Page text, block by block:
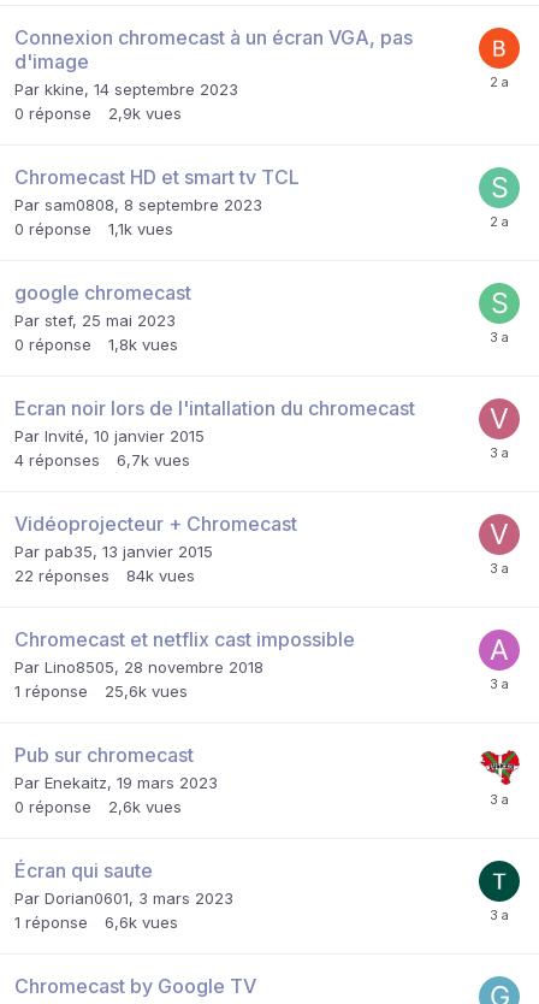
Connexion chromecast à un écran VGA, pas
d'image
Par kkine, 14 septembre 2023
0 réponse 2,9k vues
Chromecast HD et smart tv TCL
Par sam0808, 8 septembre 2023
0 réponse 1,1k vues
google chromecast
Par stef, 25 mai 2023
0 réponse 1,8k vues
Ecran noir lors de l'intallation du chromecast
Par Invité, 10 janvier 2015
4 réponses 6,7k vues
Vidéoprojecteur + Chromecast
Par pab35, 13 janvier 2015
22 réponses 84k vues
Chromecast et netflix cast impossible
Par Lino8505, 28 novembre 2018
1 réponse 25,6k vues
Pub sur chromecast
Par Enekaitz, 19 mars 2023
0 réponse 2,6k vues
Écran qui saute
Par Dorian0601, 3 mars 2023
1 réponse 6,6k vues
Chromecast by Google TV